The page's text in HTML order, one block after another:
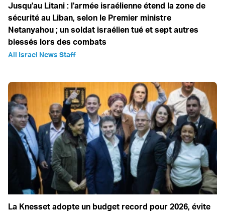
Jusqu'au Litani : l'armée israélienne étend la zone de
sécurité au Liban, selon le Premier ministre
Netanyahou ; un soldat israélien tué et sept autres
blessés lors des combats
All Israel News Staff
La Knesset adopte un budget record pour 2026, évite